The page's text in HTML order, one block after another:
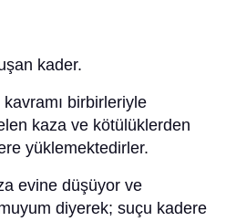
kader.
birbirleriyle
kaza ve kötülüklerden
yüklemektedirler.
evine düşüyor ve
diyerek; suçu kadere